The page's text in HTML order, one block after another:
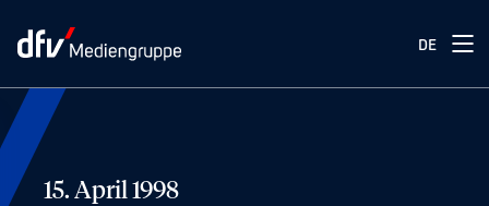
DE
15. April 1998